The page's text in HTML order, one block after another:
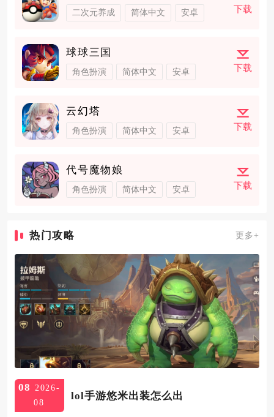
二次元养成 简体中文 安卓 下载
球球三国
角色扮演 简体中文 安卓 下载
云幻塔
角色扮演 简体中文 安卓 下载
代号魔物娘
角色扮演 简体中文 安卓 下载
热门攻略 更多+
08 2026-
08
lol手游悠米出装怎么出